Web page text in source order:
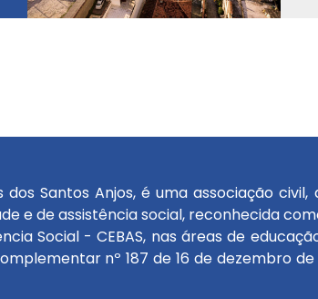
Santos Anjos, é uma associação
e de assistência social, reconhecida
Social - CEBAS, nas áreas de
nº 187 de 16 de dezembro de